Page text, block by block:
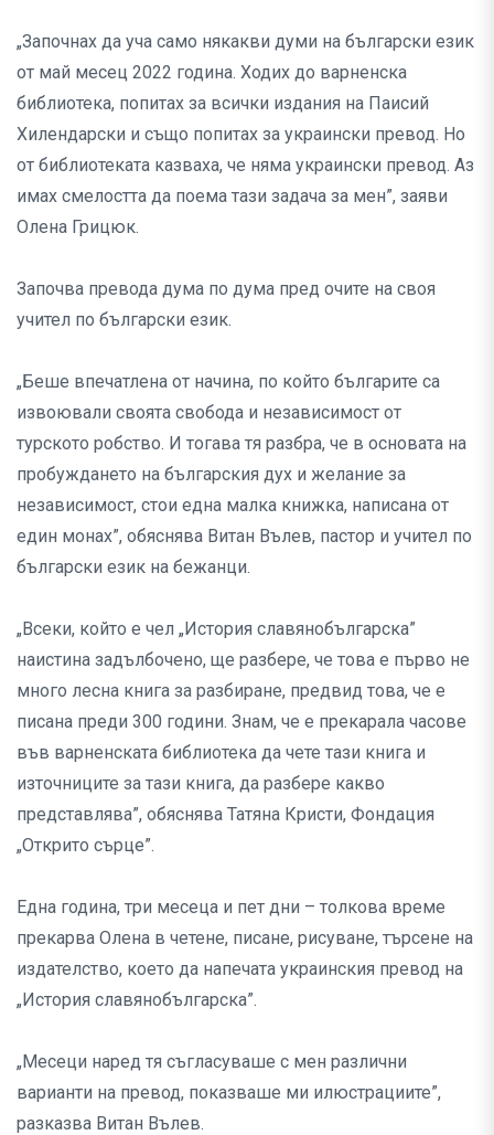
„Започнах да уча само някакви думи на български език
от май месец 2022 година. Ходих до варненска
библиотека, попитах за всички издания на Паисий
Хилендарски и също попитах за украински превод. Но
от библиотеката казваха, че няма украински превод. Аз
имах смелостта да поема тази задача за мен”, заяви
Олена Грицюк.
Започва превода дума по дума пред очите на своя
учител по български език.
„Беше впечатлена от начина, по който българите са
извоювали своята свобода и независимост от
турското робство. И тогава тя разбра, че в основата на
пробуждането на българския дух и желание за
независимост, стои една малка книжка, написана от
един монах”, обяснява Витан Вълев, пастор и учител по
български език на бежанци.
„Всеки, който е чел „История славянобългарска”
наистина задълбочено, ще разбере, че това е първо не
много лесна книга за разбиране, предвид това, че е
писана преди 300 години. Знам, че е прекарала часове
във варненската библиотека да чете тази книга и
източниците за тази книга, да разбере какво
представлява”, обяснява Татяна Кристи, Фондация
„Открито сърце”.
Една година, три месеца и пет дни – толкова време
прекарва Олена в четене, писане, рисуване, търсене на
издателство, което да напечата украинския превод на
„История славянобългарска”.
„Месеци наред тя съгласуваше с мен различни
варианти на превод, показваше ми илюстрациите”,
разказва Витан Вълев.